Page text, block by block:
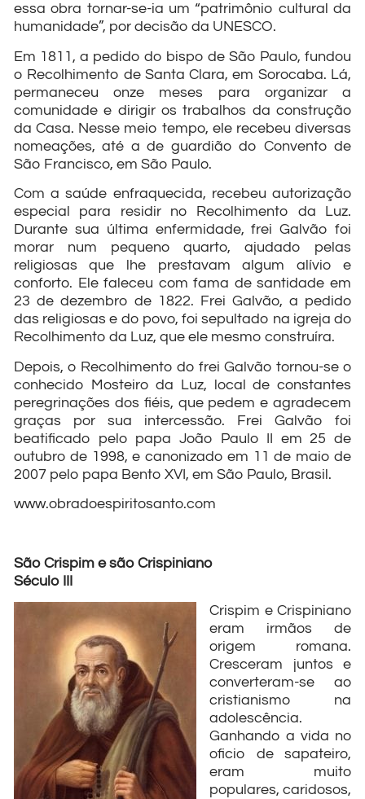
essa obra tornar-se-ia um “patrimônio cultural da
humanidade”, por decisão da UNESCO.
Em 1811, a pedido do bispo de São Paulo, fundou
o Recolhimento de Santa Clara, em Sorocaba. Lá,
permaneceu onze meses para organizar a
comunidade e dirigir os trabalhos da construção
da Casa. Nesse meio tempo, ele recebeu diversas
nomeações, até a de guardião do Convento de
São Francisco, em São Paulo.
Com a saúde enfraquecida, recebeu autorização
especial para residir no Recolhimento da Luz.
Durante sua última enfermidade, frei Galvão foi
morar num pequeno quarto, ajudado pelas
religiosas que lhe prestavam algum alívio e
conforto. Ele faleceu com fama de santidade em
23 de dezembro de 1822. Frei Galvão, a pedido
das religiosas e do povo, foi sepultado na igreja do
Recolhimento da Luz, que ele mesmo construíra.
Depois, o Recolhimento do frei Galvão tornou-se o
conhecido Mosteiro da Luz, local de constantes
peregrinações dos fiéis, que pedem e agradecem
graças por sua intercessão. Frei Galvão foi
beatificado pelo papa João Paulo II em 25 de
outubro de 1998, e canonizado em 11 de maio de
2007 pelo papa Bento XVI, em São Paulo, Brasil.
www.obradoespiritosanto.com
São Crispim e são Crispiniano
Século III
Crispim e Crispiniano
eram irmãos de
origem romana.
Cresceram juntos e
converteram-se ao
cristianismo na
adolescência.
Ganhando a vida no
oficio de sapateiro,
eram muito
populares, caridosos,